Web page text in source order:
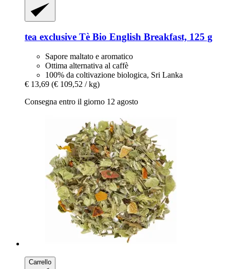
tea exclusive Tè Bio English Breakfast, 125 g
Sapore maltato e aromatico
Ottima alternativa al caffè
100% da coltivazione biologica, Sri Lanka
€ 13,69 (€ 109,52 / kg)
Consegna entro il giorno 12 agosto
Carrello